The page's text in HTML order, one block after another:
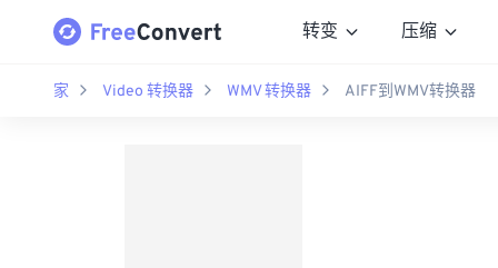
转变 压缩
家 Video 转换器 WMV 转换器 AIFF到WMV转换器